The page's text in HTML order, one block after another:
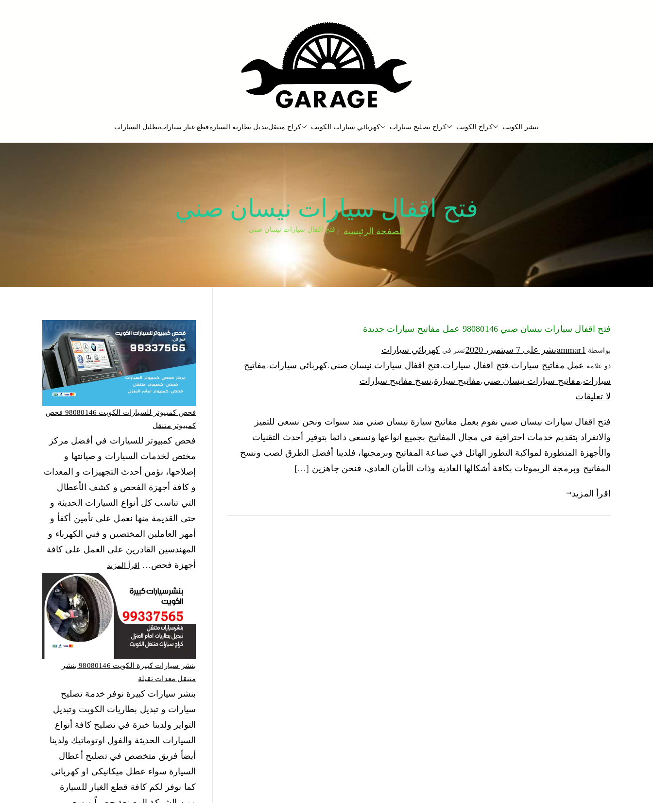
بنشر متنقل
بنشر متنقل الكويت كهرباء وبنشر كراج تصليح سيارات بنشر الكويت كراج الكويت كراج تصليح سيارات كهربائي سيارات الكويت كراج متنقلتبديل بطارية السيارةقطع غيار سياراتتظليل السيارات
فتح اقفال سيارات نيسان صني
الصفحة الرئيسية فتح اقفال سيارات نيسان صني
فتح اقفال سيارات نيسان صني 98080146‬ عمل مفاتيح سيارات جديدة
بواسطة ammar1نشر على 7 سبتمبر، 2020 نشر في كهربائي سيارات
ذو علامة عمل مفاتيح سيارات،فتح اقفال سيارات،فتح اقفال سيارات نيسان صني،كهربائي سيارات،مفاتيح
سيارات،مفاتيح سيارات نيسان صني،مفاتيح سيارة،نسخ مفاتيح سيارات
لا تعليقات
فتح اقفال سيارات نيسان صني نقوم بعمل مفاتيح سيارة نيسان صني منذ سنوات ونحن نسعى للتميز
والانفراد بتقديم خدمات احترافية في مجال المفاتيح بجميع انواعها ونسعى دائما بتوفير أحدث التقنيات
والأجهزة المتطورة لمواكبة التطور الهائل في صناعة المفاتيح وبرمجتها، فلدينا أفضل الطرق لصب ونسخ
المفاتيح وبرمجة الريموتات بكافة أشكالها العادية وذات الأمان العادي، فنحن جاهزين […]
اقرأ المزيد
فحص كمبيوتر للسيارات الكويت 98080146‬ فحص
كمبيوتر متنقل
فحص كمبيوتر للسيارات في أفضل مركز
مختص لخدمات السيارات و صيانتها و
إصلاحها، نؤمن أحدث التجهيزات و المعدات
و كافة أجهزة الفحص و كشف الأعطال
التي تناسب كل أنواع السيارات الحديثة و
حتى القديمة منها نعمل على تأمين أكفأ و
أمهر العاملين المختصين و فني الكهرباء و
المهندسين القادرين على العمل على كافة
أجهزة فحص…
اقرأ المزيد
بنشر سيارات كبيرة الكويت 98080146‬ بنشر
متنقل معدات ثقيلة
بنشر سيارات كبيرة نوفر خدمة تصليح
سيارات و تبديل بطاريات الكويت وتبديل
التواير ولدينا خبرة في تصليح كافة أنواع
السيارات الحديثة والفول اوتوماتيك ولدينا
أيضاً فريق متخصص في تصليح أعطال
السيارة سواء عطل ميكانيكي او كهربائي
كما نوفر لكم كافة قطع الغيار للسيارة